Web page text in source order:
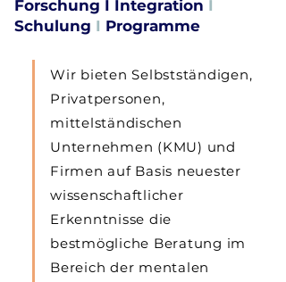
Forschung I Integration I
Schulung I Programme
Wir bieten Selbstständigen,
Privatpersonen,
mittelständischen
Unternehmen (KMU) und
Firmen auf Basis neuester
wissenschaftlicher
Erkenntnisse die
bestmögliche Beratung im
Bereich der mentalen